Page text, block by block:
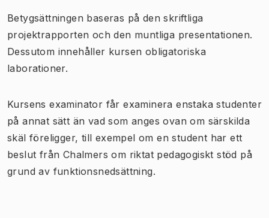
Betygsättningen baseras på den skriftliga
projektrapporten och den muntliga presentationen.
Dessutom innehåller kursen obligatoriska
laborationer.
Kursens examinator får examinera enstaka studenter
på annat sätt än vad som anges ovan om särskilda
skäl föreligger, till exempel om en student har ett
beslut från Chalmers om riktat pedagogiskt stöd på
grund av funktionsnedsättning.